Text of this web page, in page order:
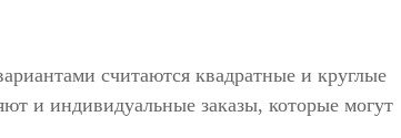
считаются квадратные и круглые
и индивидуальные заказы, которые могут